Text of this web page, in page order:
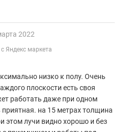
2022
Яндекс маркета
низко к полу. Очень
плоскости есть своя
работать даже при одном
на 15 метрах толщина
этом лучи видно хорошо и без